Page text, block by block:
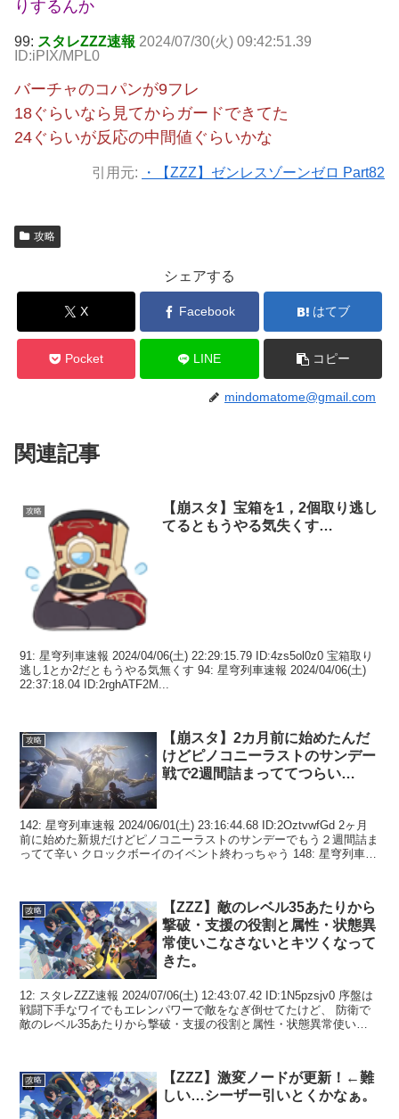
りするんか
99: スタレZZZ速報 2024/07/30(火) 09:42:51.39
ID:iPIX/MPL0
バーチャのコパンが9フレ
18ぐらいなら見てからガードできてた
24ぐらいが反応の中間値ぐらいかな
引用元: ・【ZZZ】ゼンレスゾーンゼロ Part82
攻略
シェアする
X Facebook はてブ
Pocket LINE コピー
mindomatome@gmail.com
関連記事
攻略
【崩スタ】宝箱を1，2個取り逃し
てるともうやる気失くす…
91: 星穹列車速報 2024/04/06(土) 22:29:15.79 ID:4zs5ol0z0 宝箱取り
逃し1とか2だともうやる気無くす 94: 星穹列車速報 2024/04/06(土)
22:37:18.04 ID:2rghATF2M...
攻略
【崩スタ】2カ月前に始めたんだ
けどピノコニーラストのサンデー
戦で2週間詰まっててつらい…
142: 星穹列車速報 2024/06/01(土) 23:16:44.68 ID:2OztvwfGd 2ヶ月
前に始めた新規だけどピノコニーラストのサンデーでもう２週間詰ま
ってて辛い クロックボーイのイベント終わっちゃう 148: 星穹列車
攻略
【ZZZ】敵のレベル35あたりから
撃破・支援の役割と属性・状態異
常使いこなさないとキツくなって
きた。
12: スタレZZZ速報 2024/07/06(土) 12:43:07.42 ID:1N5pzsjv0 序盤は
戦闘下手なワイでもエレンパワーで敵をなぎ倒せてたけど、 防衛で
敵のレベル35あたりから撃破・支援の役割と属性・状態異常使いこ
攻略
【ZZZ】激変ノードが更新！←難
しい…シーザー引いとくかなぁ。